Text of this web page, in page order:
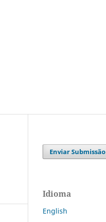
Enviar Submissão
Idioma
English